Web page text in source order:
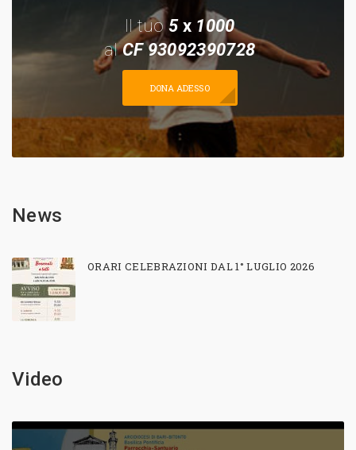
Il tuo 5x 1000
alCF 93092390728
DONA ADESSO
News
ORARI CELEBRAZIONI DAL 1° LUGLIO 2026
Video